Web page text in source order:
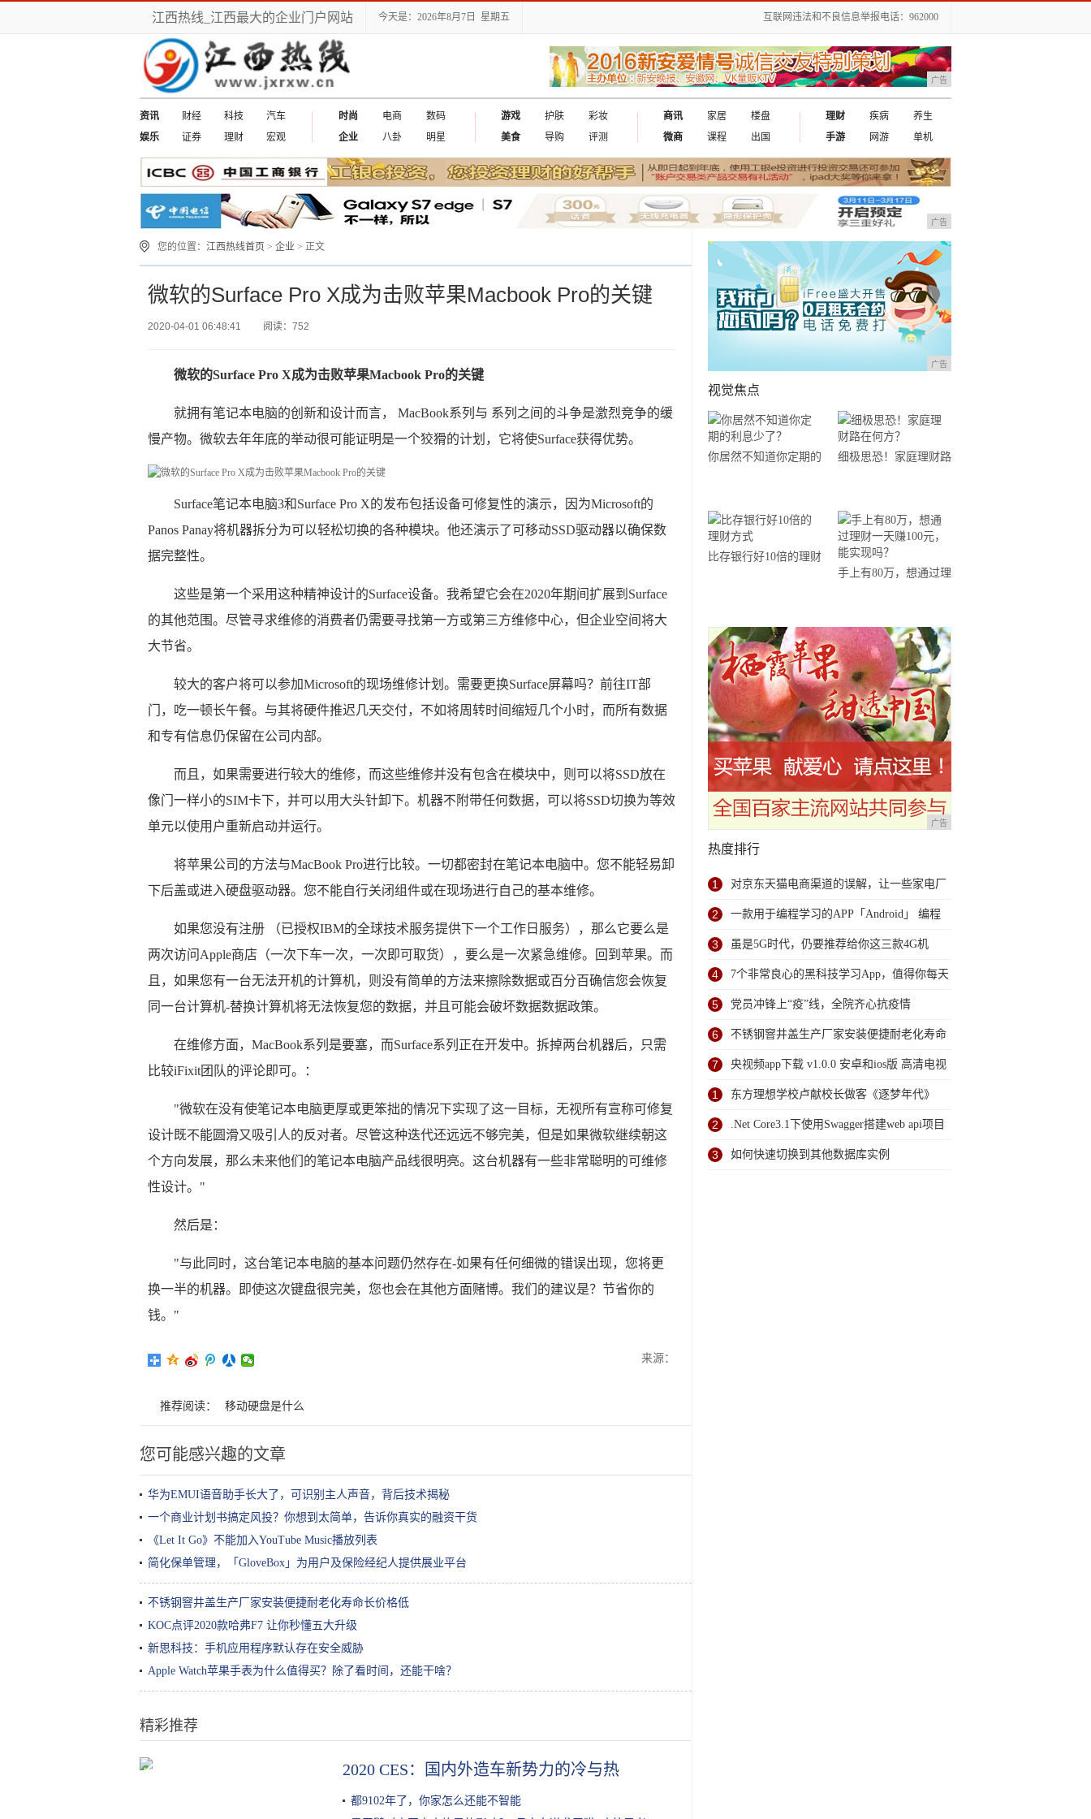
江西热线_江西最大的企业门户网站 今天是：2026年8月7日 星期五 互联网违法和不良信息举报电话：962000
广告
资讯 财经 科技
汽车
娱乐
证券 理财 宏观
时尚 电商
数码
企业
八卦 明星
游戏 护肤
彩妆
美食
导购 评测
商讯 家居
楼盘
微商
课程 出国
理财 疾病
养生
手游
网游 单机
广告
您的位置： 江西热线首页 > 企业 > 正文
微软的Surface Pro X成为击败苹果Macbook Pro的关键
2020-04-01 06:48:41 阅读：752
微软的Surface Pro X成为击败苹果Macbook Pro的关键
就拥有笔记本电脑的创新和设计而言， MacBook系列与 系列之间的斗争是激烈竞争的缓
慢产物。微软去年年底的举动很可能证明是一个狡猾的计划，它将使Surface获得优势。
Surface笔记本电脑3和Surface Pro X的发布包括设备可修复性的演示，因为Microsoft的
Panos Panay将机器拆分为可以轻松切换的各种模块。他还演示了可移动SSD驱动器以确保数
据完整性。
这些是第一个采用这种精神设计的Surface设备。我希望它会在2020年期间扩展到Surface
的其他范围。尽管寻求维修的消费者仍需要寻找第一方或第三方维修中心，但企业空间将大
大节省。
较大的客户将可以参加Microsoft的现场维修计划。需要更换Surface屏幕吗？前往IT部
门，吃一顿长午餐。与其将硬件推迟几天交付，不如将周转时间缩短几个小时，而所有数据
和专有信息仍保留在公司内部。
而且，如果需要进行较大的维修，而这些维修并没有包含在模块中，则可以将SSD放在
像门一样小的SIM卡下，并可以用大头针卸下。机器不附带任何数据，可以将SSD切换为等效
单元以使用户重新启动并运行。
将苹果公司的方法与MacBook Pro进行比较。一切都密封在笔记本电脑中。您不能轻易卸
下后盖或进入硬盘驱动器。您不能自行关闭组件或在现场进行自己的基本维修。
如果您没有注册 （已授权IBM的全球技术服务提供下一个工作日服务），那么它要么是
两次访问Apple商店（一次下车一次，一次即可取货），要么是一次紧急维修。回到苹果。而
且，如果您有一台无法开机的计算机，则没有简单的方法来擦除数据或百分百确信您会恢复
同一台计算机-替换计算机将无法恢复您的数据，并且可能会破坏数据数据政策。
在维修方面，MacBook系列是要塞，而Surface系列正在开发中。拆掉两台机器后，只需
比较iFixit团队的评论即可。：
"微软在没有使笔记本电脑更厚或更笨拙的情况下实现了这一目标，无视所有宣称可修复
设计既不能圆滑又吸引人的反对者。尽管这种迭代还远远不够完美，但是如果微软继续朝这
个方向发展，那么未来他们的笔记本电脑产品线很明亮。这台机器有一些非常聪明的可维修
性设计。"
然后是：
"与此同时，这台笔记本电脑的基本问题仍然存在-如果有任何细微的错误出现，您将更
换一半的机器。即使这次键盘很完美，您也会在其他方面赌博。我们的建议是？节省你的
钱。"
来源：
推荐阅读： 移动硬盘是什么
您可能感兴趣的文章
华为EMUI语音助手长大了，可识别主人声音，背后技术揭秘
一个商业计划书搞定风投？你想到太简单，告诉你真实的融资干货
《Let It Go》不能加入YouTube Music播放列表
简化保单管理，「GloveBox」为用户及保险经纪人提供展业平台
不锈钢窨井盖生产厂家安装便捷耐老化寿命长价格低
KOC点评2020款哈弗F7 让你秒懂五大升级
新思科技：手机应用程序默认存在安全威胁
Apple Watch苹果手表为什么值得买？除了看时间，还能干啥？
精彩推荐
如何在mc做个精致的“穴居人”？早
2020 CES：国内外造车新势力的冷与热
都9102年了，你家怎么还能不智能
广告
视觉焦点
你居然不知道你定期的
细极思恐！家庭理财路
比存银行好10倍的理财
手上有80万，想通过理
广告
热度排行
1 对京东天猫电商渠道的误解，让一些家电厂
商今后2年走向死胡同
2 一款用于编程学习的APP「Android」 编程
助手
3 虽是5G时代，仍要推荐给你这三款4G机
型，可使用三年不落伍
4 7个非常良心的黑科技学习App，值得你每天
去浪费时间
5 党员冲锋上“疫”线，全院齐心抗疫情
6 不锈钢窨井盖生产厂家安装便捷耐老化寿命
长价格低
7 央视频app下载 v1.0.0 安卓和ios版 高清电视
直播软件
1 东方理想学校卢献校长做客《逐梦年代》
2 .Net Core3.1下使用Swagger搭建web api项目
3 如何快速切换到其他数据库实例